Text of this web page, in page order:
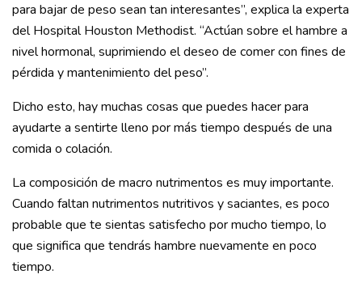
para bajar de peso sean tan interesantes”, explica la experta
del Hospital Houston Methodist. “Actúan sobre el hambre a
nivel hormonal, suprimiendo el deseo de comer con fines de
pérdida y mantenimiento del peso”.
Dicho esto, hay muchas cosas que puedes hacer para
ayudarte a sentirte lleno por más tiempo después de una
comida o colación.
La composición de macro nutrimentos es muy importante.
Cuando faltan nutrimentos nutritivos y saciantes, es poco
probable que te sientas satisfecho por mucho tiempo, lo
que significa que tendrás hambre nuevamente en poco
tiempo.